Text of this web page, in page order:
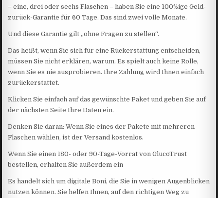
– eine, drei oder sechs Flaschen – haben Sie eine 100%ige Geld-
zurück-Garantie für 60 Tage. Das sind zwei volle Monate.
Und diese Garantie gilt „ohne Fragen zu stellen“.
Das heißt, wenn Sie sich für eine Rückerstattung entscheiden,
müssen Sie nicht erklären, warum. Es spielt auch keine Rolle,
wenn Sie es nie ausprobieren. Ihre Zahlung wird Ihnen einfach
zurückerstattet.
Klicken Sie einfach auf das gewünschte Paket und geben Sie auf
der nächsten Seite Ihre Daten ein.
Denken Sie daran: Wenn Sie eines der Pakete mit mehreren
Flaschen wählen, ist der Versand kostenlos.
Wenn Sie einen 180- oder 90-Tage-Vorrat von GlucoTrust
bestellen, erhalten Sie außerdem ein
Es handelt sich um digitale Boni, die Sie in wenigen Augenblicken
nutzen können. Sie helfen Ihnen, auf den richtigen Weg zu